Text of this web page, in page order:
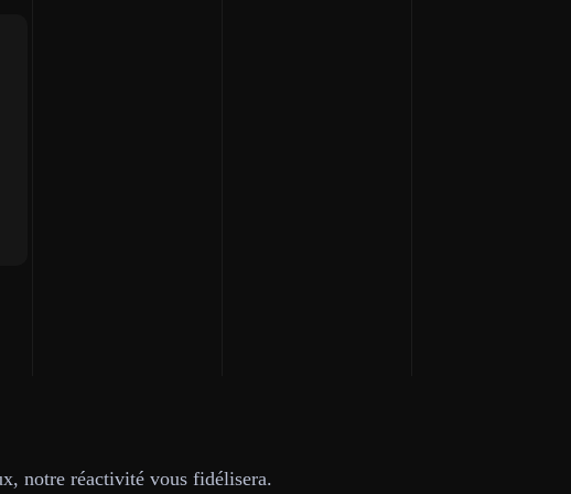
notre réactivité vous fidélisera.